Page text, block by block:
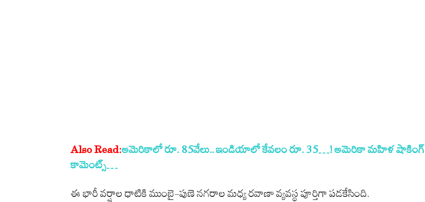
Also Read:అమెరికాలో రూ. 85వేలు.. ఇండియాలో కేవ‌లం రూ. 35…! అమెరికా మహిళ షాకింగ్
కామెంట్స్‌…
ఈ భారీ వర్షాల ధాటికి ముంబై-పుణె నగరాల మధ్య రవాణా వ్యవస్థ పూర్తిగా పడకేసింది.